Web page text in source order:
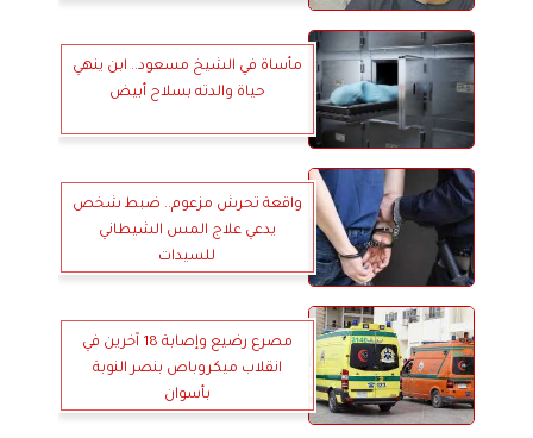
مأساة في الشيخ مسعود.. ابن ينهي
حياة والدته بسلاح أبيض
واقعة تحرش مزعوم.. ضبط شخص
يدعي علاج المس الشيطاني
للسيدات
مصرع رضيع وإصابة 18 آخرين في
انقلاب ميكروباص بنصر النوبة
بأسوان